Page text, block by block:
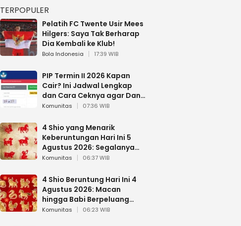
TERPOPULER
Pelatih FC Twente Usir Mees
Hilgers: Saya Tak Berharap
Dia Kembali ke Klub!
Bola Indonesia 17:39 WIB
PIP Termin II 2026 Kapan
Cair? Ini Jadwal Lengkap
dan Cara Ceknya agar Dana
Tidak Hangus!
Komunitas 07:36 WIB
4 Shio yang Menarik
Keberuntungan Hari Ini 5
Agustus 2026: Segalanya
Berjalan Lancar
Komunitas 06:37 WIB
4 Shio Beruntung Hari Ini 4
Agustus 2026: Macan
hingga Babi Berpeluang
Dapat Kabar Baik
Komunitas 06:23 WIB